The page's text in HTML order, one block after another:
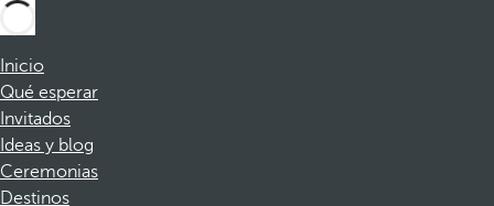
Inicio
Qué esperar
Invitados
Ideas y blog
Ceremonias
Destinos